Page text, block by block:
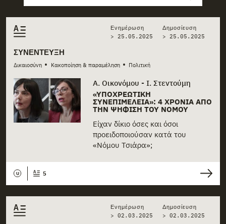
ΣΥΝΈΝΤΕΥΞΗ
Δικαιοσύνη • Κακοποίηση & παραμέληση • Πολιτική
Ενημέρωση
> 25.05.2025
Δημοσίευση
> 25.05.2025
Α. Οικονόμου - Ι. Στεντούμη
«ΥΠΟΧΡΕΩΤΙΚΉ
ΣΥΝΕΠΙΜΈΛΕΙΑ»: 4 ΧΡΌΝΙΑ ΑΠΌ
ΤΗΝ ΨΉΦΙΣΗ ΤΟΥ ΝΌΜΟΥ
Είχαν δίκιο όσες και όσοι
προειδοποιούσαν κατά του
«Νόμου Τσιάρα»;
U 5
Ενημέρωση
> 02.03.2025
Δημοσίευση
> 02.03.2025